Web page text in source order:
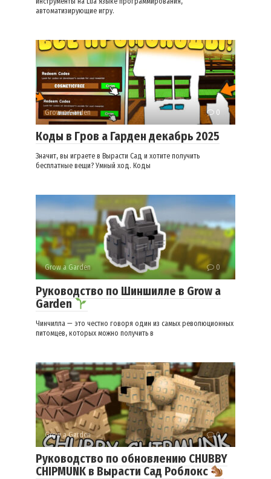
автоматизирующие игру.
Grow a Garden 0
Коды в Гров а Гарден декабрь 2025
Значит, вы играете в Вырасти Сад и хотите получить
бесплатные вещи? Умный ход. Коды
Grow a Garden 0
Руководство по Шиншилле в Grow a
Garden
Чинчилла — это честно говоря один из самых революционных
питомцев, которых можно получить в
Grow a Garden 0
Руководство по обновлению CHUBBY
CHIPMUNK в Вырасти Сад Роблокс